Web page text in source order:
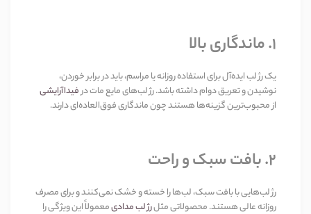
۱. ماندگاری بالا
یک رژ لب ایده‌آل برای استفاده روزانه یا مراسم، باید در برابر خوردن،
نوشیدن و تعریق دوام داشته باشد. رژ لب‌های مایع مات درفیداآرایشی
از محبوب‌ترین گزینه‌ها هستند چون ماندگاری فوق‌العاده‌ای دارند.
۲. بافت سبک و راحت
رژ لب‌هایی با بافت سبک، لب‌ها را خسته و خشک نمی‌کنند و برای مصرف
روزانه عالی هستند. محصولاتی مثلرژ لب مدادیمعمولاً این ویژگی را